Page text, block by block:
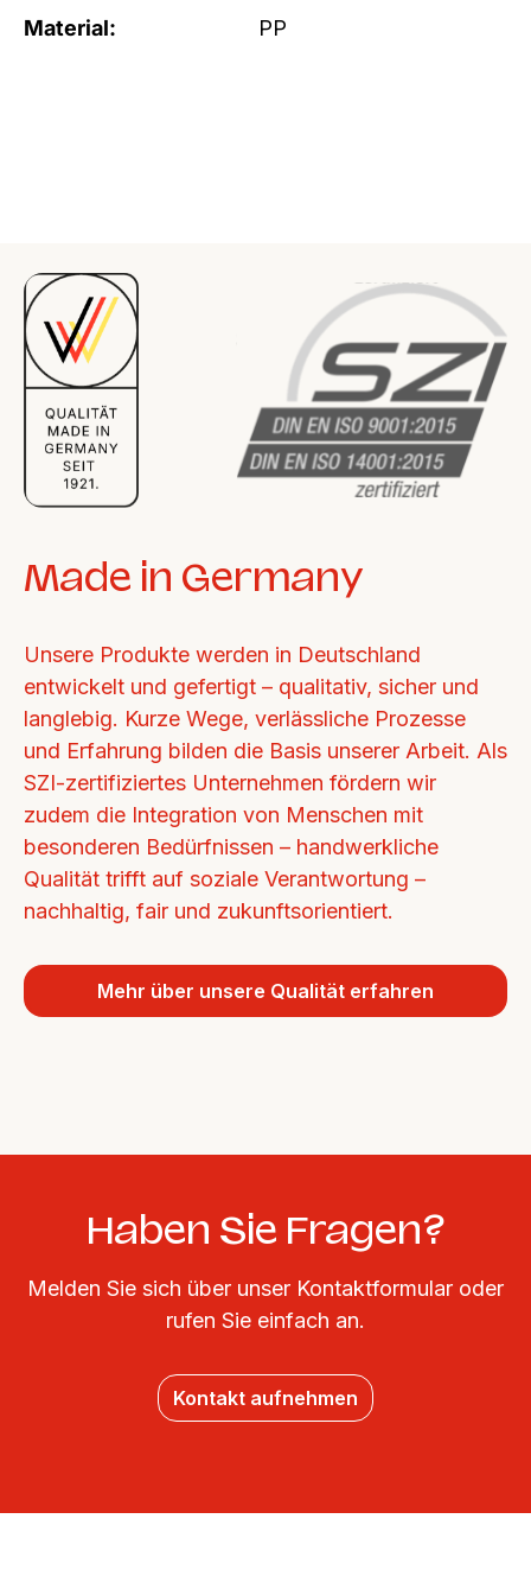
Material: PP
Made in Germany
Unsere Produkte werden in Deutschland
entwickelt und gefertigt – qualitativ, sicher und
langlebig. Kurze Wege, verlässliche Prozesse
und Erfahrung bilden die Basis unserer Arbeit. Als
SZI-zertifiziertes Unternehmen fördern wir
zudem die Integration von Menschen mit
besonderen Bedürfnissen – handwerkliche
Qualität trifft auf soziale Verantwortung –
nachhaltig, fair und zukunftsorientiert.
Mehr über unsere Qualität erfahren
Haben Sie Fragen?
Melden Sie sich über unser Kontaktformular oder
rufen Sie einfach an.
Kontakt aufnehmen